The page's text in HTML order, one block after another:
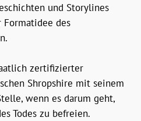
und Storylines
des
zertifizierter
Shropshire mit seinem
wenn es darum geht,
Todes zu befreien.